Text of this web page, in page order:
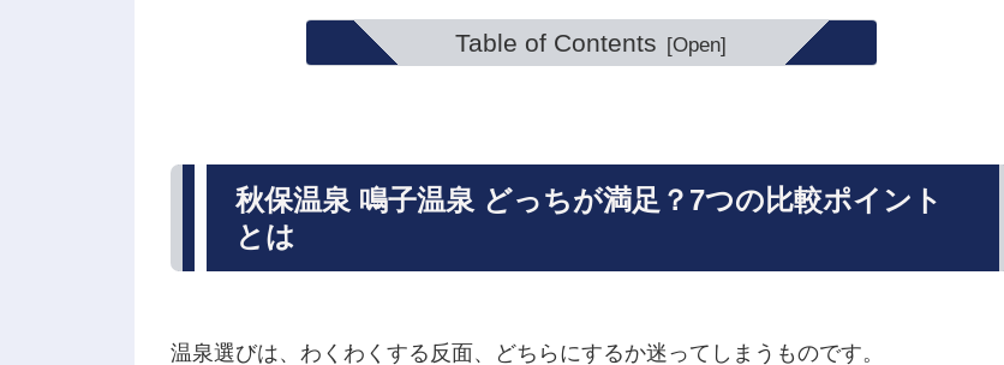
Table of Contents
秋保温泉 鳴子温泉 どっちが満足？7つの比較ポイント
とは
温泉選びは、わくわくする反面、どちらにするか迷ってしまうものです。